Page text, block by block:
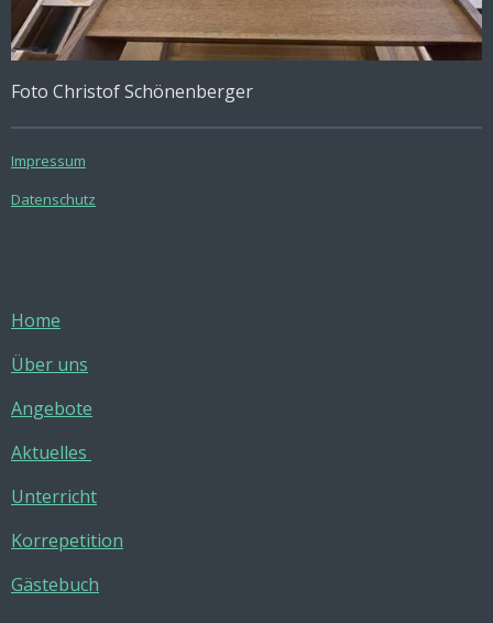
Foto Christof Schönenberger
Impressum
Datenschutz
Home
Über uns
Angebote
Aktuelles
Unterricht
Korrepetition
Gästebuch